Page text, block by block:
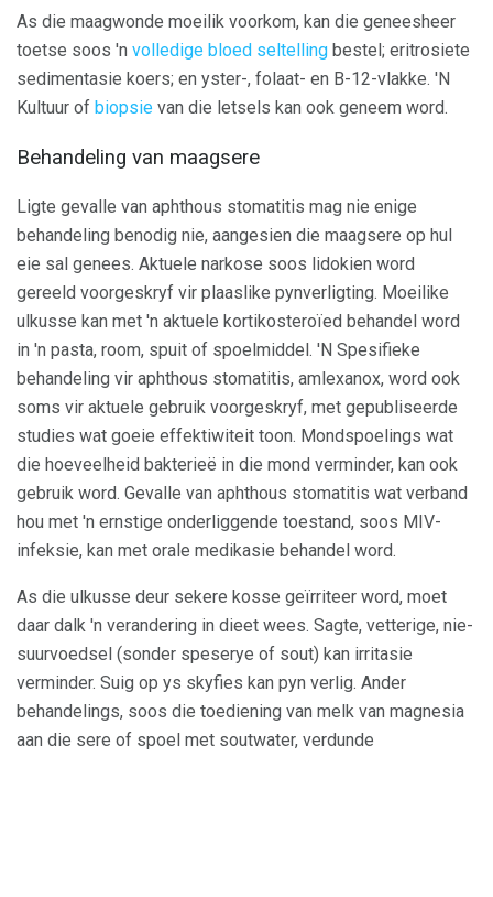
As die maagwonde moeilik voorkom, kan die geneesheer
toetse soos 'n volledige bloed seltelling bestel; eritrosiete
sedimentasie koers; en yster-, folaat- en B-12-vlakke. 'N
Kultuur of biopsie van die letsels kan ook geneem word.
Behandeling van maagsere
Ligte gevalle van aphthous stomatitis mag nie enige
behandeling benodig nie, aangesien die maagsere op hul
eie sal genees. Aktuele narkose soos lidokien word
gereeld voorgeskryf vir plaaslike pynverligting. Moeilike
ulkusse kan met 'n aktuele kortikosteroïed behandel word
in 'n pasta, room, spuit of spoelmiddel. 'N Spesifieke
behandeling vir aphthous stomatitis, amlexanox, word ook
soms vir aktuele gebruik voorgeskryf, met gepubliseerde
studies wat goeie effektiwiteit toon. Mondspoelings wat
die hoeveelheid bakterieë in die mond verminder, kan ook
gebruik word. Gevalle van aphthous stomatitis wat verband
hou met 'n ernstige onderliggende toestand, soos MIV-
infeksie, kan met orale medikasie behandel word.
As die ulkusse deur sekere kosse geïrriteer word, moet
daar dalk 'n verandering in dieet wees. Sagte, vetterige, nie-
suurvoedsel (sonder speserye of sout) kan irritasie
verminder. Suig op ys skyfies kan pyn verlig. Ander
behandelings, soos die toediening van melk van magnesia
aan die sere of spoel met soutwater, verdunde